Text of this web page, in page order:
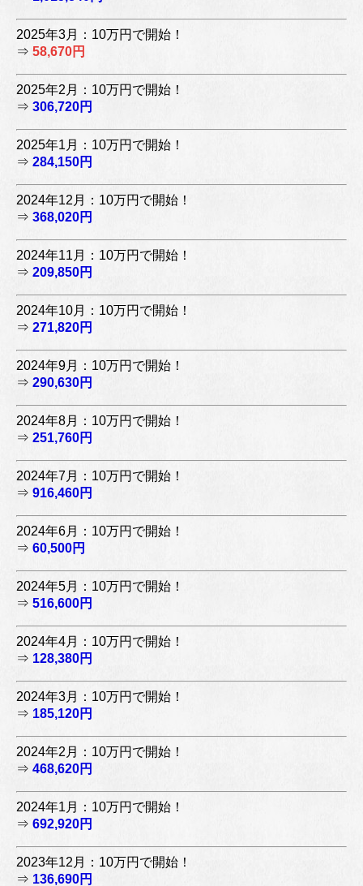
2025年3月：10万円で開始！
⇒ 58,670円
2025年2月：10万円で開始！
⇒ 306,720円
2025年1月：10万円で開始！
⇒ 284,150円
2024年12月：10万円で開始！
⇒ 368,020円
2024年11月：10万円で開始！
⇒ 209,850円
2024年10月：10万円で開始！
⇒ 271,820円
2024年9月：10万円で開始！
⇒ 290,630円
2024年8月：10万円で開始！
⇒ 251,760円
2024年7月：10万円で開始！
⇒ 916,460円
2024年6月：10万円で開始！
⇒ 60,500円
2024年5月：10万円で開始！
⇒ 516,600円
2024年4月：10万円で開始！
⇒ 128,380円
2024年3月：10万円で開始！
⇒ 185,120円
2024年2月：10万円で開始！
⇒ 468,620円
2024年1月：10万円で開始！
⇒ 692,920円
2023年12月：10万円で開始！
⇒ 136,690円